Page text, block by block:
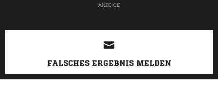
ANZEIGE
FALSCHES ERGEBNIS MELDEN